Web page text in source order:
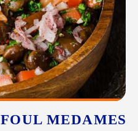
FOUL MEDAMES